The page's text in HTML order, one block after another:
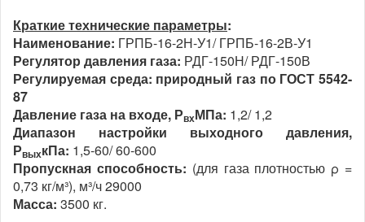
Краткие технические параметры:
Наименование: ГРПБ-16-2Н-У1/ ГРПБ-16-2В-У1
Регулятор давления газа: РДГ-150Н/ РДГ-150В
Регулируемая среда: природный газ по ГОСТ 5542-
87
Давление газа на входе, РвхМПа: 1,2/ 1,2
Диапазон настройки выходного давления,
РвыхкПа: 1,5-60/ 60-600
Пропускная способность: (для газа плотностью ρ =
0,73 кг/м³), м³/ч 29000
Масса: 3500 кг.